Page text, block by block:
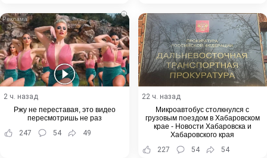
i
2 ч. назад
Ржу не переставая, это видео
пересмотришь не раз
247
54 49
22 ч. назад
Микроавтобус столкнулся с
грузовым поездом в Хабаровском
крае - Новости Хабаровска и
Хабаровского края
227
54 54